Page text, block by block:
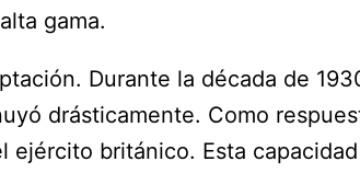
gama.
Durante la década de
drásticamente. Como
ejército británico. Esta